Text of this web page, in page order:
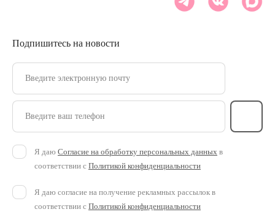
Подпишитесь на новости
Введите электронную почту
Введите ваш телефон
Я даю Согласие на обработку персональных данных в
соответствии с Политикой конфиденциальности
Я даю согласие на получение рекламных рассылок в
соответствии с Политикой конфиденциальности